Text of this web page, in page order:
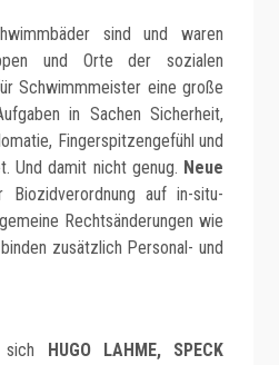
sind und waren
und Orte der sozialen
Schwimmmeister eine große
in Sachen Sicherheit,
Fingerspitzengefühl und
Und damit nicht genug. Neue
auf in-situ-
Rechtsänderungen wie
zusätzlich Personal- und
sich
HUGO LAHME, SPECK